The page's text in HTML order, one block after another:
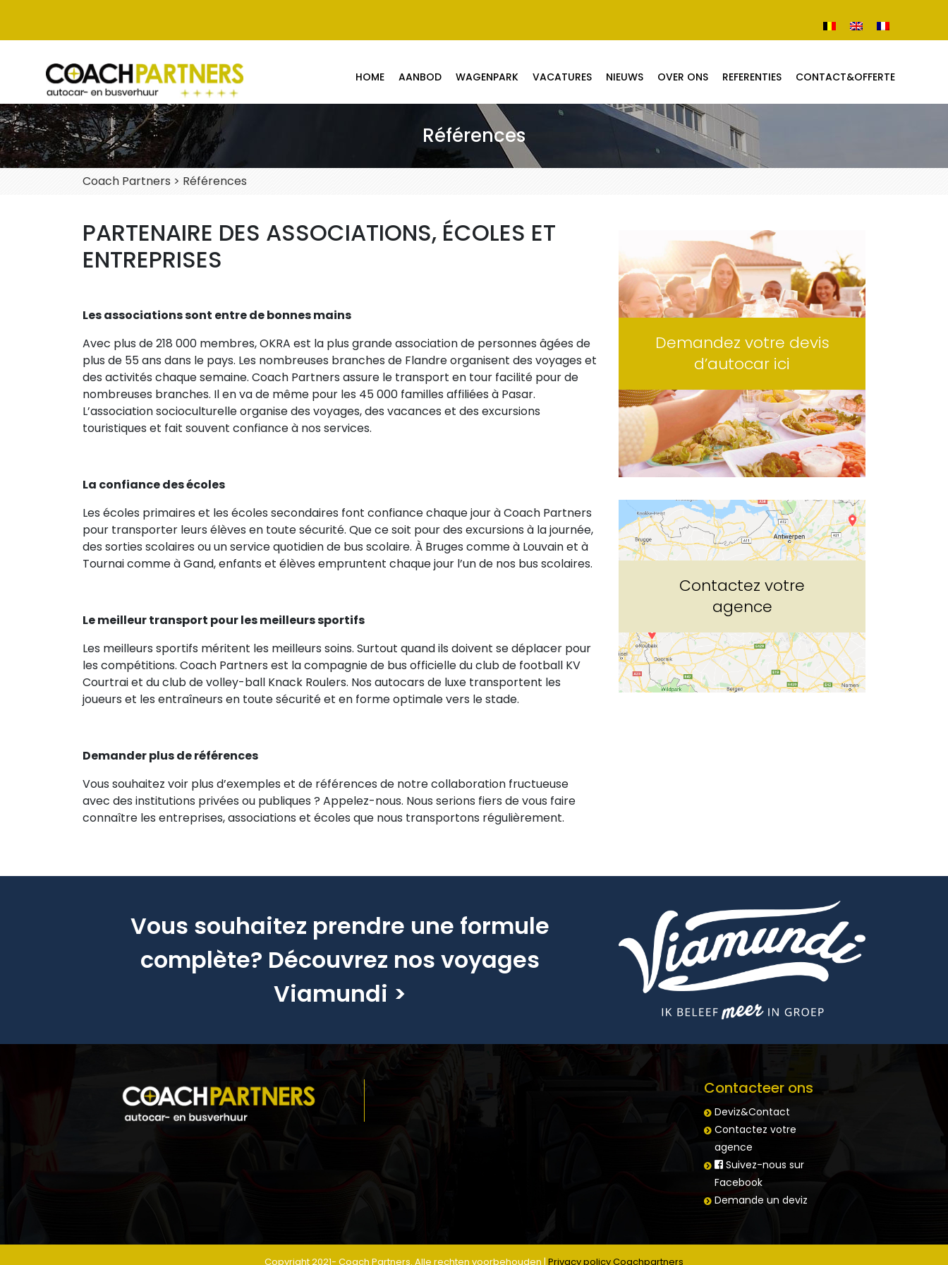
HOME AANBOD WAGENPARK VACATURES NIEUWS OVER ONS REFERENTIES CONTACT&OFFERTE
Références
Coach Partners > Références
PARTENAIRE DES ASSOCIATIONS, ÉCOLES ET
ENTREPRISES
Les associations sont entre de bonnes mains
Avec plus de 218 000 membres, OKRA est la plus grande association de personnes âgées de
plus de 55 ans dans le pays. Les nombreuses branches de Flandre organisent des voyages et
des activités chaque semaine. Coach Partners assure le transport en tour facilité pour de
nombreuses branches. Il en va de même pour les 45 000 familles affiliées à Pasar.
L’association socioculturelle organise des voyages, des vacances et des excursions
touristiques et fait souvent confiance à nos services.
La confiance des écoles
Les écoles primaires et les écoles secondaires font confiance chaque jour à Coach Partners
pour transporter leurs élèves en toute sécurité. Que ce soit pour des excursions à la journée,
des sorties scolaires ou un service quotidien de bus scolaire. À Bruges comme à Louvain et à
Tournai comme à Gand, enfants et élèves empruntent chaque jour l’un de nos bus scolaires.
Le meilleur transport pour les meilleurs sportifs
Les meilleurs sportifs méritent les meilleurs soins. Surtout quand ils doivent se déplacer pour
les compétitions. Coach Partners est la compagnie de bus officielle du club de football KV
Courtrai et du club de volley-ball Knack Roulers. Nos autocars de luxe transportent les
joueurs et les entraîneurs en toute sécurité et en forme optimale vers le stade.
Demander plus de références
Vous souhaitez voir plus d’exemples et de références de notre collaboration fructueuse
avec des institutions privées ou publiques ? Appelez-nous. Nous serions fiers de vous faire
connaître les entreprises, associations et écoles que nous transportons régulièrement.
Demandez votre devis
d’autocar ici
Contactez votre
agence
Vous souhaitez prendre une formule
complète? Découvrez nos voyages
Viamundi >
Contacteer ons
Deviz&Contact
Contactez votre
agence
Suivez-nous sur
Facebook
Demande un deviz
Copyright 2021- Coach Partners. Alle rechten voorbehouden | Privacy policy Coachpartners